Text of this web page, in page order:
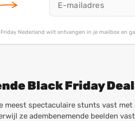
Nederland wilt ontvangen in je mailbox en
Black Friday
spectaculaire stunts vast
ze adembenemende beelden